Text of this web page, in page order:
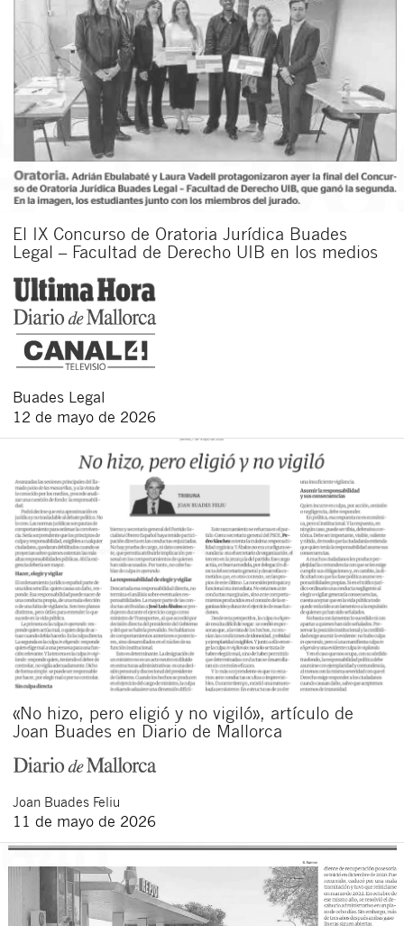
El IX Concurso de Oratoria Jurídica Buades
Legal – Facultad de Derecho UIB en los medios
Buades Legal
12 de mayo de 2026
«No hizo, pero eligió y no vigiló», artículo de
Joan Buades en Diario de Mallorca
Joan Buades Feliu
11 de mayo de 2026